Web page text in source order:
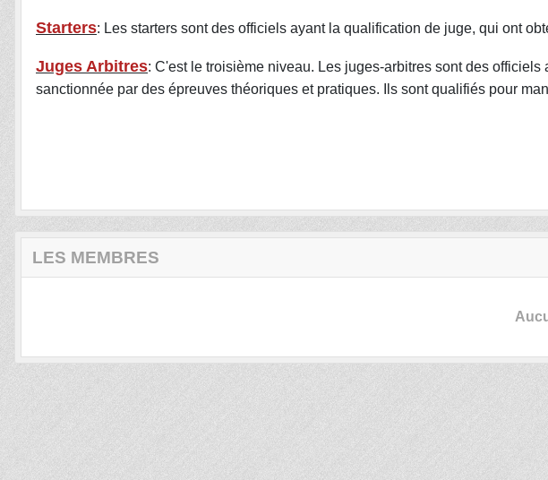
Starters: Les starters sont des officiels ayant la qualification de juge, qui ont
Juges Arbitres: C'est le troisième niveau. Les juges-arbitres sont des
sanctionnée par des épreuves théoriques et pratiques. Ils sont qualifiés pour
LES MEMBRES